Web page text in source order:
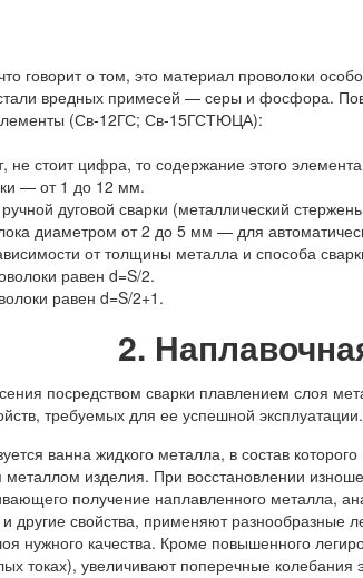
говорит о том, это материал проволоки
вредных примесей — серы и фосфора.
(Св-12ГС; Св-15ГСТЮЦА):
стоит цифра, то содержание этого
— от 1 до 12 мм.
дуговой сварки (металлический
диаметром от 2 до 5 мм — для
от толщины металла и способа
равен d=S/2.
равен d=S/2+1.
2.
посредством сварки плавлением слоя
требуемых для ее успешной эксплуатации.
ванна жидкого металла, в состав
изделия. При восстановлении
получение наплавленного металла,
другие свойства, применяют
нужного качества. Кроме повышенного
токах), увеличивают поперечные колебания